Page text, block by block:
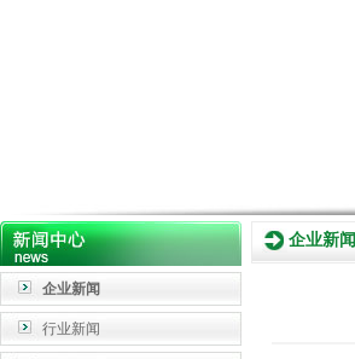
企业新闻
行业新闻
企业新闻